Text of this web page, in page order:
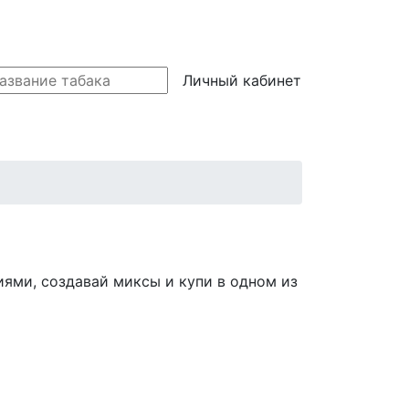
Личный кабинет
создавай миксы и купи в одном из